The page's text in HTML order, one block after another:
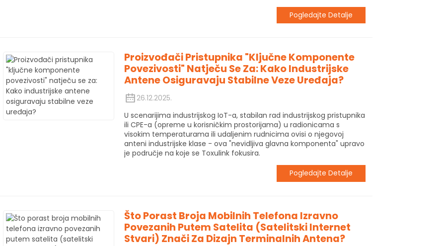
Pogledajte Detalje
Proizvođači Pristupnika "ključne Komponente
Povezivosti" Natječu Se Za: Kako Industrijske
Antene Osiguravaju Stabilne Veze Uređaja?
26.12.2025.
U scenarijima industrijskog IoT-a, stabilan rad industrijskog pristupnika
ili CPE-a (opreme u korisničkim prostorijama) u radionicama s
visokim temperaturama ili udaljenim rudnicima ovisi o njegovoj
anteni industrijske klase - ova "nevidljiva glavna komponenta" upravo
je područje na koje se Toxulink fokusira.
Pogledajte Detalje
Što Porast Broja Mobilnih Telefona Izravno
Povezanih Putem Satelita (satelitski Internet
Stvari) Znači Za Dizajn Terminalnih Antena?